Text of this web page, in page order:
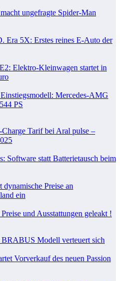
ungefragte Spider-Man
Era 5X: Erstes reines E-Auto der
Elektro-Kleinwagen startet in
Mercedes-AMG
PS
Tarif bei Aral pulse –
Software statt Batterietausch beim
dynamische Preise an
ein
und Ausstattungen geleakt !
BRABUS Modell verteuert sich
Vorverkauf des neuen Passion